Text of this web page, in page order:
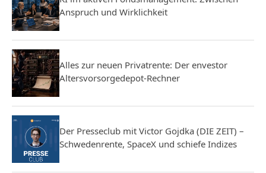
Anspruch und Wirklichkeit
Alles zur neuen Privatrente: Der envestor
Altersvorsorgedepot-Rechner
Der Presseclub mit Victor Gojdka (DIE ZEIT) –
Schwedenrente, SpaceX und schiefe Indizes